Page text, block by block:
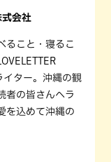
式会社
ること・寝るこ
イター。沖縄の観
者の皆さんへラ
を込めて沖縄の